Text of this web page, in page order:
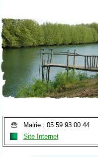
Mairie : 05 59 93 00 44
Site Internet